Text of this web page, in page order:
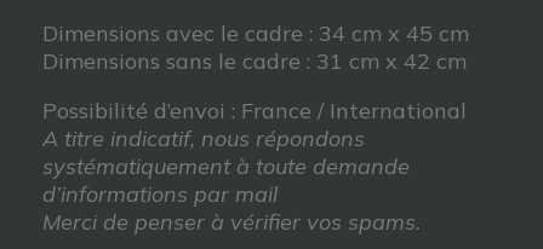
Dimensions avec le cadre : 34 cm x 45 cm
Dimensions sans le cadre : 31 cm x 42 cm
Possibilité d’envoi : France / International
A titre indicatif, nous répondons
systématiquement à toute demande
d’informations par mail
Merci de penser à vérifier vos spams.